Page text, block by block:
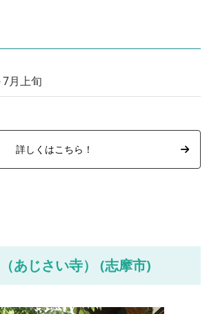
月上旬
詳しくはこちら！
あじさい寺） (志摩市)